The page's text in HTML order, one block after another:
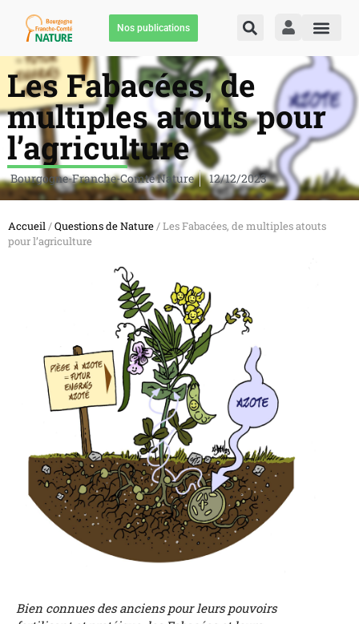
Nos publications
Les Fabacées, de
multiples atouts pour
l’agriculture
Bourgogne-Franche-Comté Nature 12/12/2023
Accueil/Questions de Nature/ Les Fabacées, de multiples atouts
pour l’agriculture
Bien connues des anciens pour leurs pouvoirs